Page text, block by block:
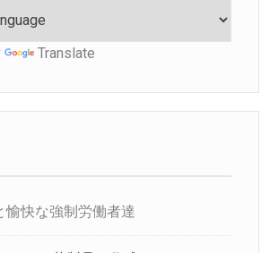
Translate
愉快な強制労働者達